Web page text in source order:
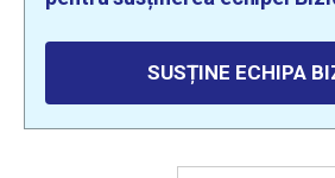
SUSȚINE ECHIPA